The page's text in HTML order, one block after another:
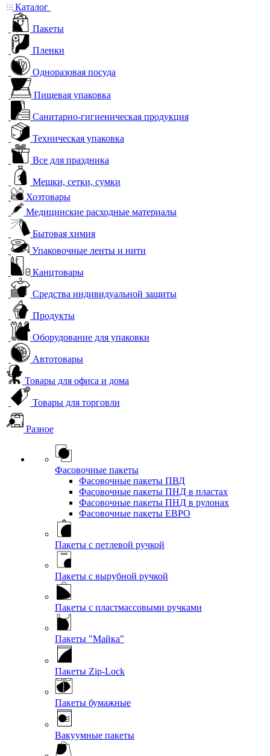
Каталог
Пакеты
Пленки
Одноразовая посуда
Пищевая упаковка
Санитарно-гигиеническая продукция
Техническая упаковка
Все для праздника
Мешки, сетки, сумки
Хозтовары
Медицинские расходные материалы
Бытовая химия
Упаковочные ленты и нити
Канцтовары
Средства индивидуальной защиты
Продукты
Оборудование для упаковки
Автотовары
Товары для офиса и дома
Товары для торговли
Разное
Фасовочные пакеты
Фасовочные пакеты ПВД
Фасовочные пакеты ПНД в пластах
Фасовочные пакеты ПНД в рулонах
Фасовочные пакеты ЕВРО
Пакеты с петлевой ручкой
Пакеты с вырубной ручкой
Пакеты с пластмассовыми ручками
Пакеты "Майка"
Пакеты Zip-Lock
Пакеты бумажные
Вакуумные пакеты